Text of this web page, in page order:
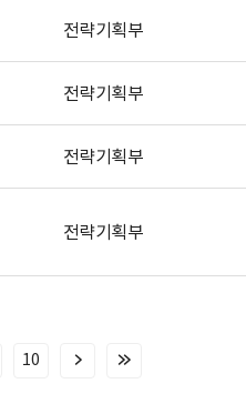
전략기획부
전략기획부
전략기획부
전략기획부
10
다
마